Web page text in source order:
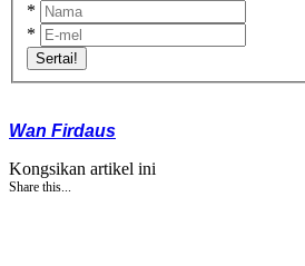
*
*
Sertai!
Wan Firdaus
Kongsikan artikel ini
Share this...